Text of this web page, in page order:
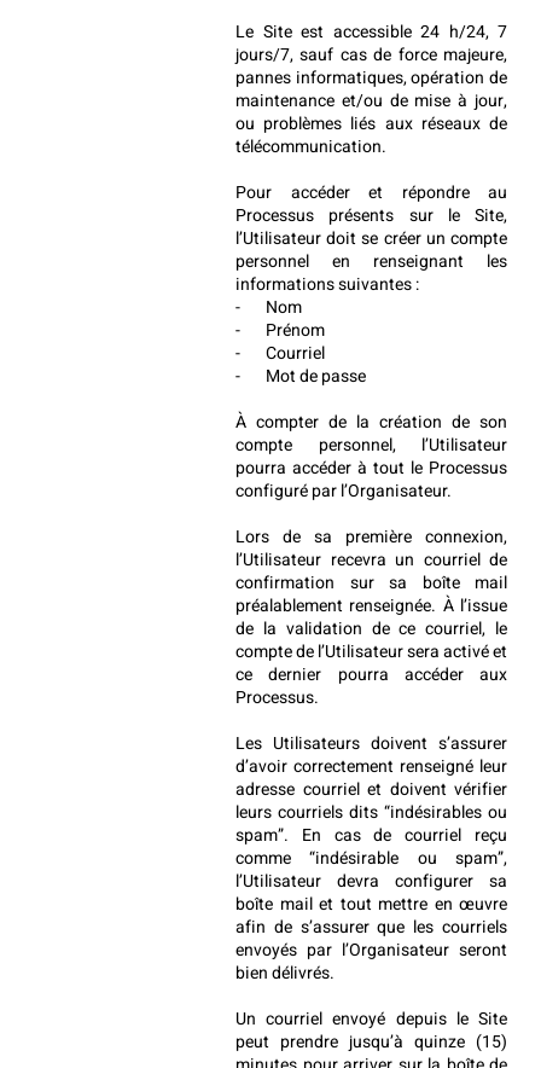
Le Site est accessible 24 h/24, 7
jours/7, sauf cas de force majeure,
pannes informatiques, opération de
maintenance et/ou de mise à jour,
ou problèmes liés aux réseaux de
télécommunication.
Pour accéder et répondre au
Processus présents sur le Site,
l’Utilisateur doit se créer un compte
personnel en renseignant les
informations suivantes :
-       Nom
-       Prénom
-       Courriel
-       Mot de passe
À compter de la création de son
compte personnel, l’Utilisateur
pourra accéder à tout le Processus
configuré par l’Organisateur.
Lors de sa première connexion,
l’Utilisateur recevra un courriel de
confirmation sur sa boîte mail
préalablement renseignée. À l’issue
de la validation de ce courriel, le
compte de l’Utilisateur sera activé et
ce dernier pourra accéder aux
Processus.
Les Utilisateurs doivent s’assurer
d’avoir correctement renseigné leur
adresse courriel et doivent vérifier
leurs courriels dits “indésirables ou
spam”. En cas de courriel reçu
comme “indésirable ou spam”,
l’Utilisateur devra configurer sa
boîte mail et tout mettre en œuvre
afin de s’assurer que les courriels
envoyés par l’Organisateur seront
bien délivrés.
Un courriel envoyé depuis le Site
peut prendre jusqu’à quinze (15)